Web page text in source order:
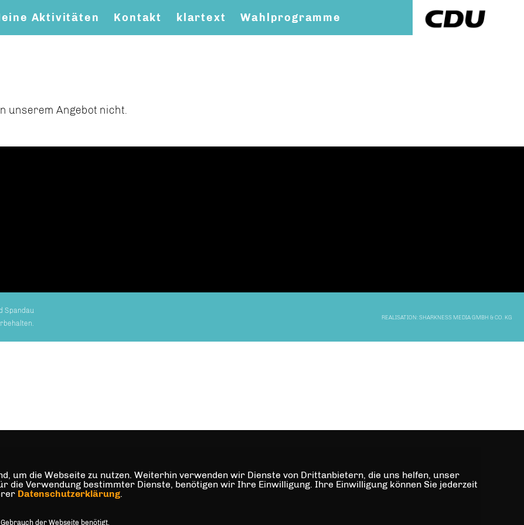
Aktivitäten Kontakt klartext
Wahlprogramme
unserem Angebot nicht.
Spandau
REALISATION: SHARKNESS MEDIA GMBH & CO. KG
um die Webseite zu nutzen. Weiterhin verwenden wir Dienste von Drittanbietern, die uns helfen, unser
die Verwendung bestimmter Dienste, benötigen wir Ihre Einwilligung. Ihre Einwilligung können Sie jederzeit
Datenschutzerklärung.
der Webseite benötigt.